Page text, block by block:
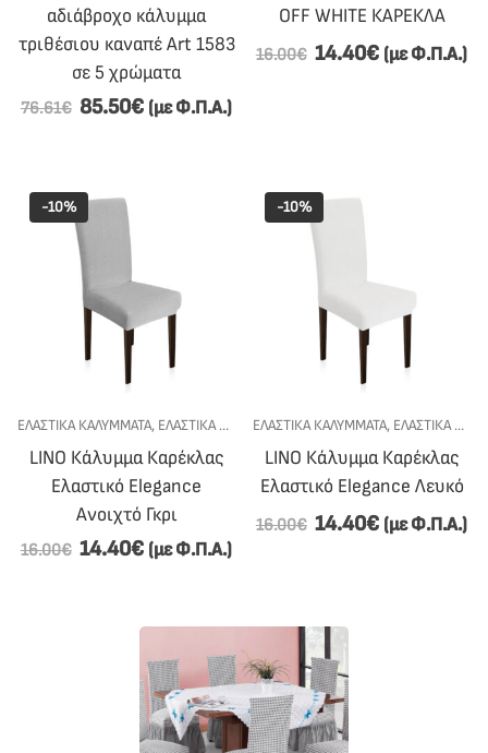
αδιάβροχο κάλυμμα
τριθέσιου καναπέ Art 1583
σε 5 χρώματα
76.61€ 85.50€ (με Φ.Π.Α.)
OFF WHITE ΚΑΡΕΚΛΑ
16.00€ 14.40€ (με Φ.Π.Α.)
-10%
ΕΛΑΣΤΙΚΑ ΚΑΛΥΜΜΑΤΑ, ΕΛΑΣΤΙΚΆ ΚΑΛΎΜΜΑΤΑ ΚΑΡΕΚΛΏΝ ΤΡΑΠΕΖΑΡΊΑΣ ,
LINO Κάλυμμα Καρέκλας
Ελαστικό Elegance
Ανοιχτό Γκρι
16.00€ 14.40€ (με Φ.Π.Α.)
-10%
ΕΛΑΣΤΙΚΑ ΚΑΛΥΜΜΑΤΑ, ΕΛΑΣΤΙΚΆ ΚΑΛΎΜΜΑΤΑ ΚΑΡΕΚΛΏΝ ΤΡΑΠΕΖΑΡΊΑΣ
LINO Κάλυμμα Καρέκλας
Ελαστικό Elegance Λευκό
16.00€ 14.40€ (με Φ.Π.Α.)